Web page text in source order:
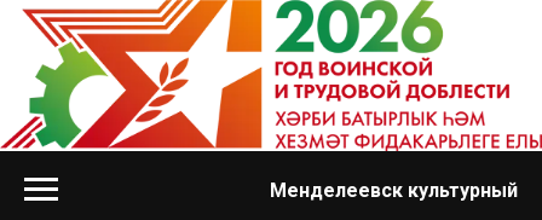
Менделеевск культурный